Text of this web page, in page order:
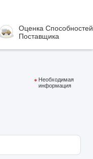
Оценка Способностей
Поставщика
Необходимая
информация